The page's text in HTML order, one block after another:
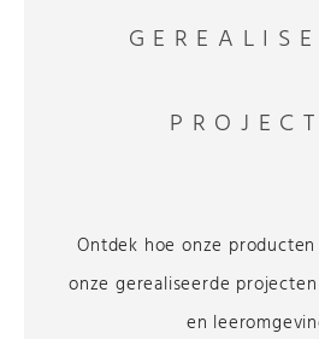
Ontdek hoe onze
onze gerealiseerde
en